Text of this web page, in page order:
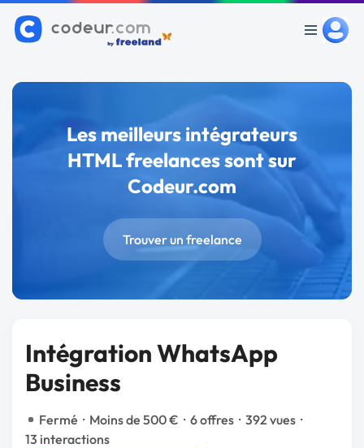
Les meilleurs intégrateurs
HTML freelances sont sur
Codeur.com
Trouver un freelance
Intégration WhatsApp
Business
Fermé · Moins de 500 € · 6 offres · 392 vues ·
13 interactions